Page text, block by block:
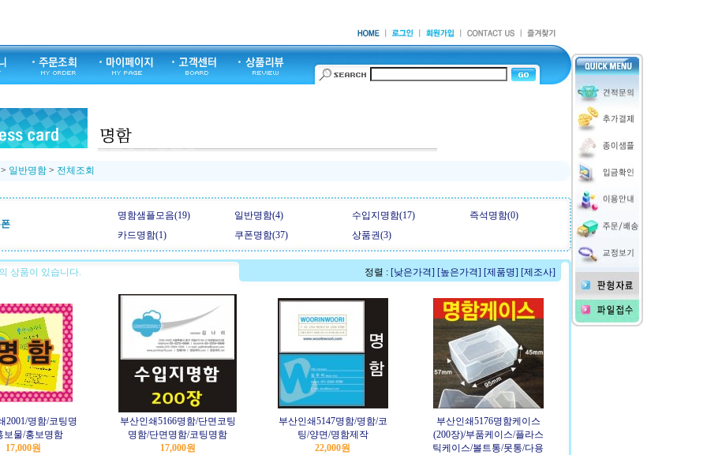
일반명함 > 전체조회
명함샘플모음(19) 일반명함(4) 수입지명함(17)
즉석명함(0)
카드명함(1)
쿠폰명함(37) 상품권(3)
상품이 있습니다. 정렬 : [낮은가격] [높은가격] [제품명] [제조사]
2001/명함/코팅명
보물/홍보명함
17,000원
부산인쇄5166명함/단면코팅
명함/단면명함/코팅명함
17,000원
부산인쇄5147명함/명함/코
팅/양면/명함제작
22,000원
부산인쇄5176명함케이스
(200장)/부품케이스/플라스
틱케이스/볼트통/못통/다용